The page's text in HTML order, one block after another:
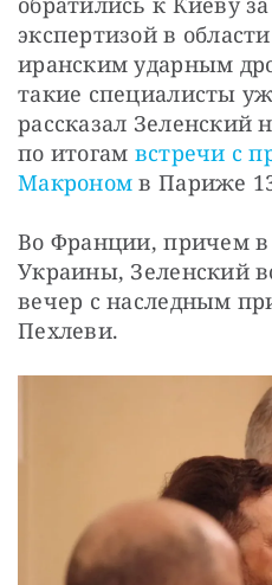
экспертизой в
иранским ударным
такие специалисты
рассказал Зеленский
по итогам встречи с
Макроном в Париже
Во Франции, причем в
Украины, Зеленский
вечер с наследным
Пехлеви.